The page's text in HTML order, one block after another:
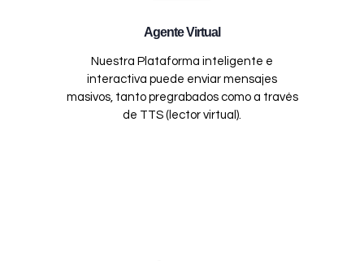
Agente Virtual
Nuestra Plataforma inteligente e
interactiva puede enviar mensajes
masivos, tanto pregrabados como a través
de TTS (lector virtual).